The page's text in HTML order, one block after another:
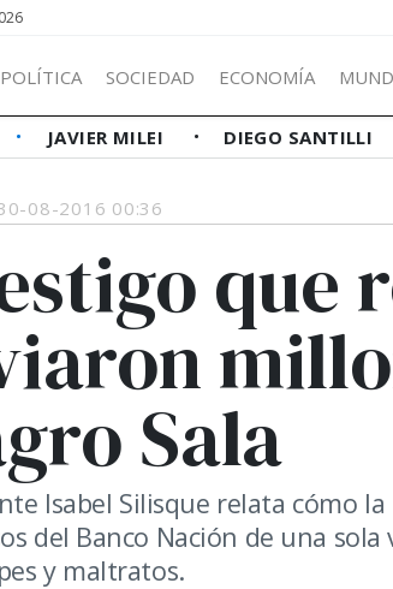
POLÍTICA SOCIEDAD ECONOMÍA
JAVIER MILEI DIEGO SANTILLI
08-2016 00:36
que
Sala
Isabel Silisque relata cómo
del Banco Nación de una
y maltratos.